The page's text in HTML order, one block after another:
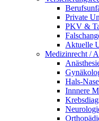
Private
PKV &
Aktuelle
Medizinrecht /
Hals-
Innnere